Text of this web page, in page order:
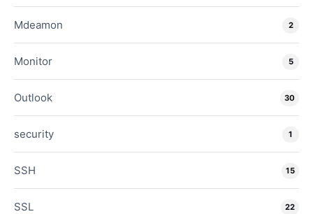
Mdeamon 2
Monitor 5
Outlook 30
security 1
SSH 15
SSL 22